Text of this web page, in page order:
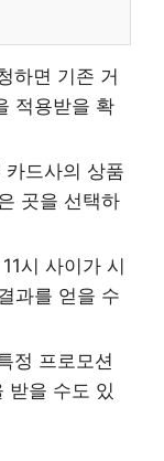
하면 기존 거
적용받을 확
드사의 상품
곳을 선택하
시 사이가 시
과를 얻을 수
정 프로모션
받을 수도 있